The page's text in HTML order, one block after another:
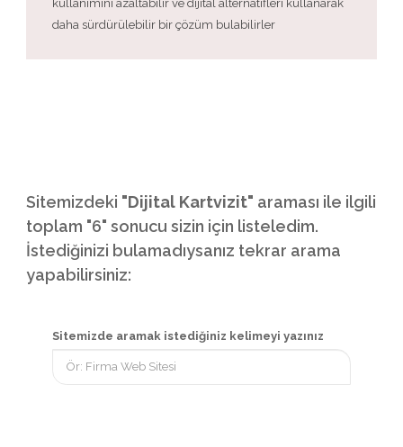
kullanımını azaltabilir ve dijital alternatifleri kullanarak
daha sürdürülebilir bir çözüm bulabilirler
Sitemizdeki "Dijital Kartvizit" araması ile ilgili
toplam "6" sonucu sizin için listeledim.
İstediğinizi bulamadıysanız tekrar arama
yapabilirsiniz:
Sitemizde aramak istediğiniz kelimeyi yazınız